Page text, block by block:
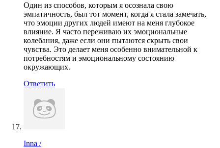
Один из способов, которым я осознала свою
эмпатичность, был тот момент, когда я стала замечать,
что эмоции других людей имеют на меня глубокое
влияние. Я часто переживаю их эмоциональные
колебания, даже если они пытаются скрыть свои
чувства. Это делает меня особенно внимательной к
потребностям и эмоциональному состоянию
окружающих.
Ответить
Inna /